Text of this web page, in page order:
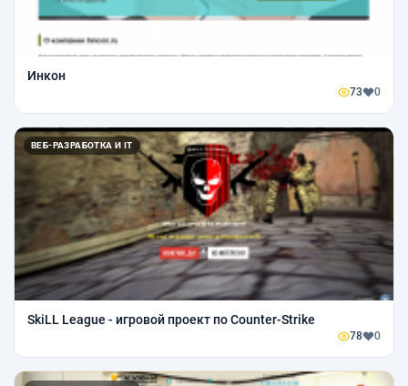
Инкон
73 0
ВЕБ-РАЗРАБОТКА И IT
SkiLL League - игровой проект по Counter-Strike
78 0